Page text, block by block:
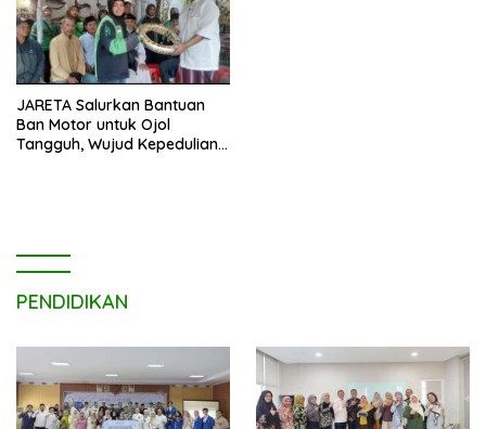
JARETA Salurkan Bantuan
Ban Motor untuk Ojol
Tangguh, Wujud Kepedulian
PENDIDIKAN